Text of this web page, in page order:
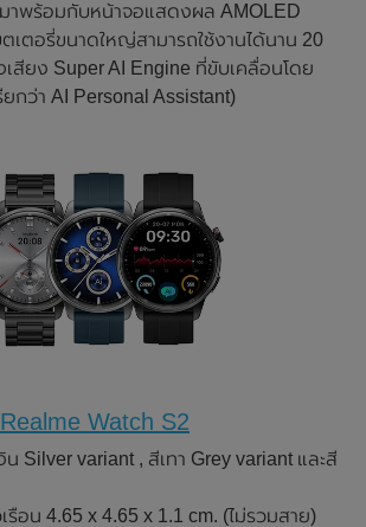
พร้อมกับหน้าจอแสดงผล AMOLED
เตอรี่ขนาดใหญ่สามารถใช้งานได้นาน 20
เสียง Super AI Engine ที่ขับเคลื่อนโดย
กว่า AI Personal Assistant)
Watch S2
Silver variant , สีเทา Grey variant และสี
รือน 4.65 x 4.65 x 1.1 cm. (ไม่รวมสาย)